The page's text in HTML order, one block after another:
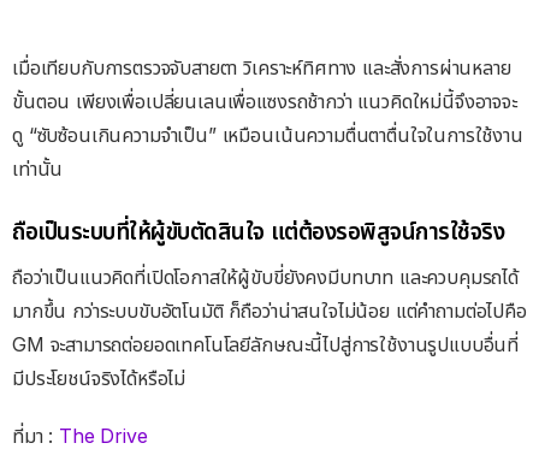
เมื่อเทียบกับการตรวจจับสายตา วิเคราะห์ทิศทาง และสั่งการผ่านหลาย
ขั้นตอน เพียงเพื่อเปลี่ยนเลนเพื่อแซงรถช้ากว่า แนวคิดใหม่นี้จึงอาจจะ
ดู “ซับซ้อนเกินความจำเป็น” เหมือนเน้นความตื่นตาตื่นใจในการใช้งาน
เท่านั้น
ถือเป็นระบบที่ให้ผู้ขับตัดสินใจ แต่ต้องรอพิสูจน์การใช้จริง
ถือว่าเป็นแนวคิดที่เปิดโอกาสให้ผู้ขับขี่ยังคงมีบทบาท และควบคุมรถได้
มากขึ้น กว่าระบบขับอัตโนมัติ ก็ถือว่าน่าสนใจไม่น้อย แต่คำถามต่อไปคือ
GM จะสามารถต่อยอดเทคโนโลยีลักษณะนี้ไปสู่การใช้งานรูปแบบอื่นที่
มีประโยชน์จริงได้หรือไม่
ที่มา : The Drive